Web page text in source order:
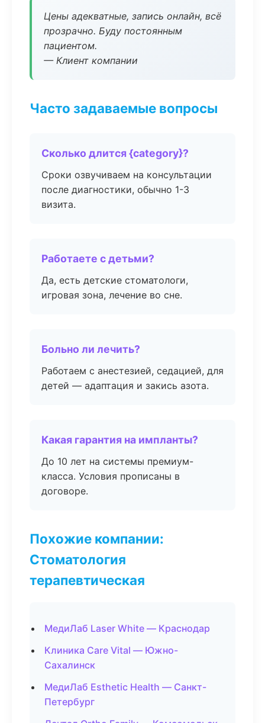
Цены адекватные, запись онлайн, всё
прозрачно. Буду постоянным
пациентом.
— Клиент компании
Часто задаваемые вопросы
Сколько длится {category}?
Сроки озвучиваем на консультации
после диагностики, обычно 1-3
визита.
Работаете с детьми?
Да, есть детские стоматологи,
игровая зона, лечение во сне.
Больно ли лечить?
Работаем с анестезией, седацией, для
детей — адаптация и закись азота.
Какая гарантия на импланты?
До 10 лет на системы премиум-
класса. Условия прописаны в
договоре.
Похожие компании:
Стоматология
терапевтическая
МедиЛаб Laser White — Краснодар
Клиника Care Vital — Южно-
Сахалинск
МедиЛаб Esthetic Health — Санкт-
Петербург